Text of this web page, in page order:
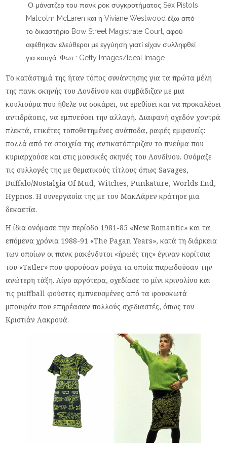
Ο μάνατζερ του πανκ ροκ συγκροτήματος Sex Pistols
Malcolm McLaren και η Viviane Westwood έξω από
το δικαστήριο Bow Street Magistrate Court, αφού
αφέθηκαν ελεύθεροι με εγγύηση γιατί είχαν συλληφθεί
για καυγά. Φωτ.: Getty Images/Ideal Image
Το κατάστημά της ήταν τόπος συνάντησης για τα πρώτα μέλη
της πανκ σκηνής του Λονδίνου και συμβάδιζαν με μια
κουλτούρα που ήθελε να σοκάρει, να ερεθίσει και να προκαλέσει
αντιδράσεις, να εμπνεύσει την αλλαγή. Διαφανή σχεδόν χοντρά
πλεκτά, ετικέτες τοποθετημένες ανάποδα, ραφές εμφανείς:
πολλά από τα στοιχεία της αντικατόπτριζαν το πνεύμα που
κυριαρχούσε και στις μουσικές σκηνές του Λονδίνου. Ονόμαζε
τις συλλογές της με θεματικούς τίτλους όπως Savages,
Buffalo/Nostalgia Of Mud, Witches, Punkature, Worlds End,
Hypnos. Η συνεργασία της με τον ΜακΛάρεν κράτησε μια
δεκαετία.
Η ίδια ονόμασε την περίοδο 1981-85 «New Romantic» και τα
επόμενα χρόνια 1988-91 «The Pagan Years», κατά τη διάρκεια
των οποίων οι πανκ ρακένδυτοι «ήρωές της» έγιναν κορίτσια
του «Tatler» που φορούσαν ρούχα τα οποία παρωδούσαν την
ανώτερη τάξη. Λίγο αργότερα, σχεδίασε το μίνι κρινολίνο και
τις puffball φούστες εμπνευσμένες από τα φουσκωτά
μπουφάν που επηρέασαν πολλούς σχεδιαστές, όπως τον
Κριστιάν Λακρουά.